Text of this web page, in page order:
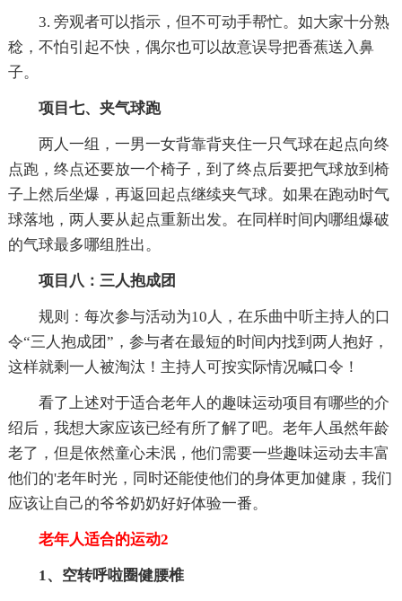
3. 旁观者可以指示，但不可动手帮忙。如大家十分熟
稔，不怕引起不快，偶尔也可以故意误导把香蕉送入鼻
子。
项目七、夹气球跑
两人一组，一男一女背靠背夹住一只气球在起点向终
点跑，终点还要放一个椅子，到了终点后要把气球放到椅
子上然后坐爆，再返回起点继续夹气球。如果在跑动时气
球落地，两人要从起点重新出发。在同样时间内哪组爆破
的气球最多哪组胜出。
项目八：三人抱成团
规则：每次参与活动为10人，在乐曲中听主持人的口
令“三人抱成团”，参与者在最短的时间内找到两人抱好，
这样就剩一人被淘汰！主持人可按实际情况喊口令！
看了上述对于适合老年人的趣味运动项目有哪些的介
绍后，我想大家应该已经有所了解了吧。老年人虽然年龄
老了，但是依然童心未泯，他们需要一些趣味运动去丰富
他们的'老年时光，同时还能使他们的身体更加健康，我们
应该让自己的爷爷奶奶好好体验一番。
老年人适合的运动2
1、空转呼啦圈健腰椎